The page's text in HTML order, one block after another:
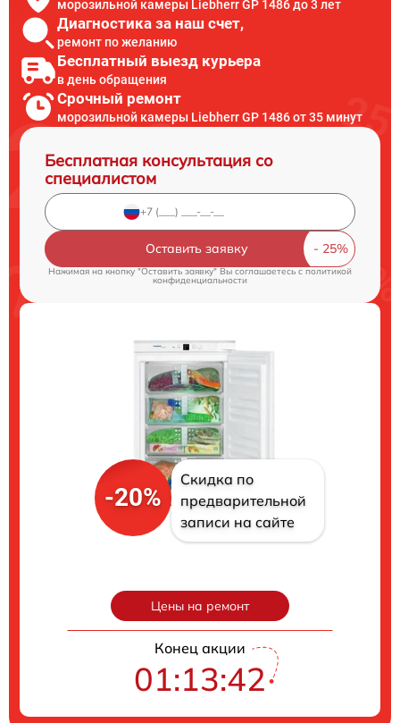
морозильной камеры Liebherr GP 1486 до 3 лет
Диагностика за наш счет,
ремонт по желанию
Бесплатный выезд курьера
в день обращения
Срочный ремонт
морозильной камеры Liebherr GP 1486 от 35 минут
Бесплатная консультация со
специалистом
Оставить заявку
Нажимая на кнопку "Оставить заявку" Вы соглашаетесь cполитикой
конфиденциальности
-20%
Скидка по
предварительной
записи на сайте
Цены на ремонт
Конец акции
01:13:41